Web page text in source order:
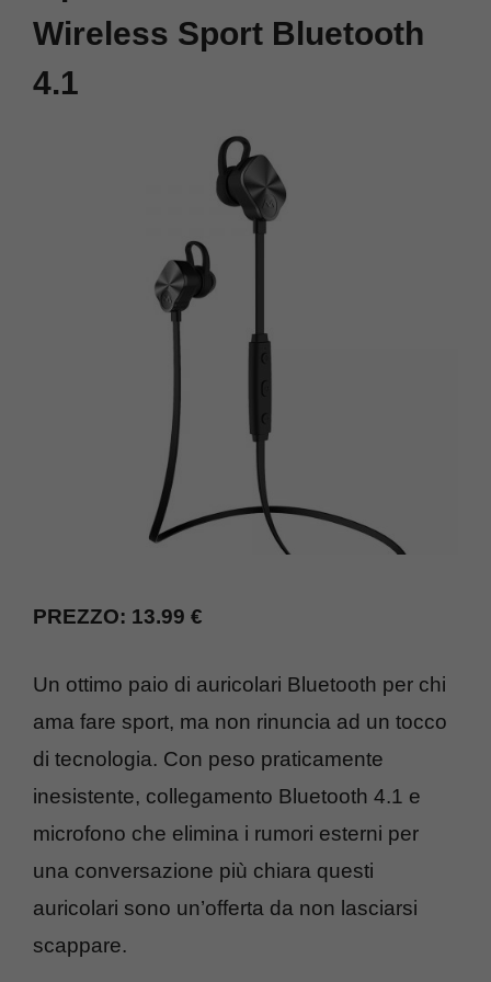
Wireless Sport Bluetooth
4.1
PREZZO: 13.99 €
Un ottimo paio di auricolari Bluetooth per chi
ama fare sport, ma non rinuncia ad un tocco
di tecnologia. Con peso praticamente
inesistente, collegamento Bluetooth 4.1 e
microfono che elimina i rumori esterni per
una conversazione più chiara questi
auricolari sono un’offerta da non lasciarsi
scappare.